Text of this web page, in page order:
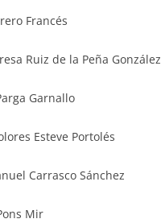
Francés
Ruiz de la Peña González
Garnallo
Esteve Portolés
Carrasco Sánchez
Mir